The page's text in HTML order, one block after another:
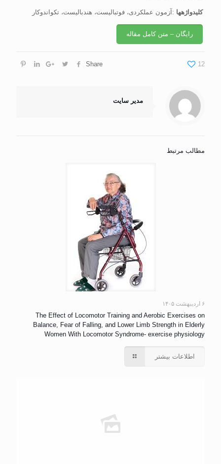
کليدواژه­ها :آزمون عملکردی، فوتباليست، هندباليست، تکواندوکار
رایگان – متن کامل مقاله
Share 12
مدیر سایت
مطالب مرتبط
۶ اردیبهشت ۱۴۰۵
The Effect of Locomotor Training and Aerobic Exercises on
Balance, Fear of Falling, and Lower Limb Strength in Elderly
Women With Locomotor Syndrome- exercise physiology
اطلاعات بیشتر